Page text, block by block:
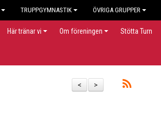
TRUPPGYMNASTIK ÖVRIGA GRUPPER
Här tränar vi Om föreningen Stötta Turn
>
<